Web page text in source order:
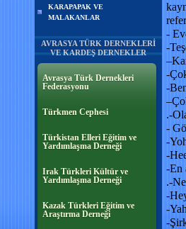
KARAPAPAK VE
MALAKANLAR
AVRASYA TÜRK DERNEKLERİ
VE KARDEŞ DERNEKLER
Avrasya Türk Dernekleri
Federasyonu
Türkmen Cephesi
Türkistan Elleri Eğitim ve
Yardımlaşma Derneği
Irak Türkleri Kültür ve
Yardımlaşma Derneği
Kazak Türkleri Eğitim ve
Araştırma Derneği
-
-
-
-
.-
-
-
-
-En
.-
-
-
-